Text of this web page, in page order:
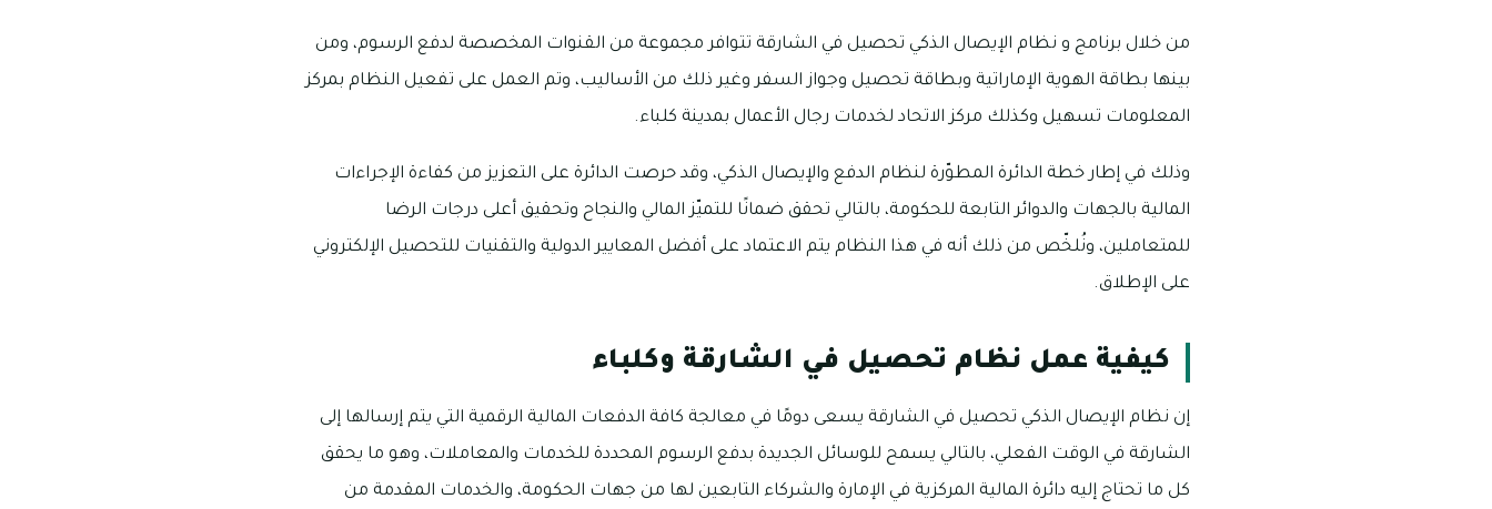
من خلال برنامج و نظام الإيصال الذكي تحصيل في الشارقة تتوافر مجموعة من القنوات المخصصة لدفع الرسوم، ومن
بينها بطاقة الهوية الإماراتية وبطاقة تحصيل وجواز السفر وغير ذلك من الأساليب، وتم العمل على تفعيل النظام بمركز
المعلومات تسهيل وكذلك مركز الاتحاد لخدمات رجال الأعمال بمدينة كلباء.
وذلك في إطار خطة الدائرة المطوّرة لنظام الدفع والإيصال الذكي، وقد حرصت الدائرة على التعزيز من كفاءة الإجراءات
المالية بالجهات والدوائر التابعة للحكومة، بالتالي تحقق ضمانًا للتميّز المالي والنجاح وتحقيق أعلى درجات الرضا
للمتعاملين، ونُلخّص من ذلك أنه في هذا النظام يتم الاعتماد على أفضل المعايير الدولية والتقنيات للتحصيل الإلكتروني
على الإطلاق.
كيفية عمل نظام تحصيل في الشارقة وكلباء
إن نظام الإيصال الذكي تحصيل في الشارقة يسعى دومًا في معالجة كافة الدفعات المالية الرقمية التي يتم إرسالها إلى
الشارقة في الوقت الفعلي، بالتالي يسمح للوسائل الجديدة بدفع الرسوم المحددة للخدمات والمعاملات، وهو ما يحقق
كل ما تحتاج إليه دائرة المالية المركزية في الإمارة والشركاء التابعين لها من جهات الحكومة، والخدمات المقدمة من